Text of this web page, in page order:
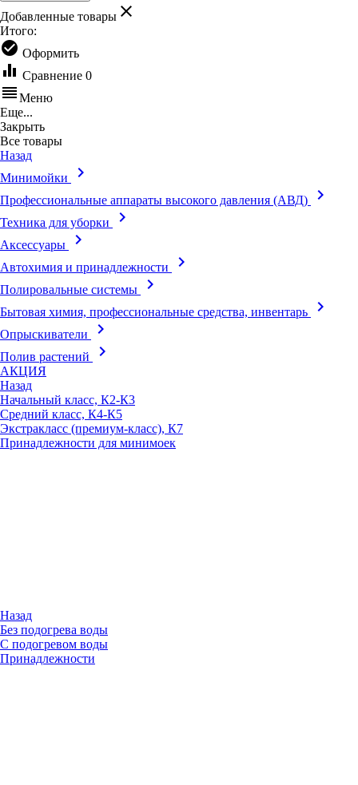
Добавленные товары clear
Итого:
check_circle Оформить
equalizer Сравнение 0
reorderМеню
Еще...
Закрыть
Все товары
Назад
Минимойки
keyboard_arrow_right
Профессиональные аппараты высокого давления (АВД) keyboard_arrow_right
Техника для уборки keyboard_arrow_right
Аксессуары keyboard_arrow_right
Автохимия и принадлежности keyboard_arrow_right
Полировальные системы keyboard_arrow_right
Бытовая химия, профессиональные средства, инвентарь keyboard_arrow_right
Опрыскиватели keyboard_arrow_right
Полив растений keyboard_arrow_right
АКЦИЯ
Назад
Начальный класс, К2-К3
Средний класс, К4-К5
Экстракласс (премиум-класс), К7
Принадлежности для минимоек
Назад
Без подогрева воды
С подогревом воды
Принадлежности